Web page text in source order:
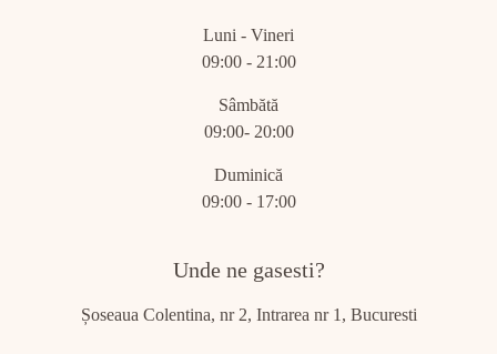
Luni - Vineri
09:00 - 21:00
Sâmbătă
09:00- 20:00
Duminică
09:00 - 17:00
Unde ne gasesti?
Șoseaua Colentina, nr 2, Intrarea nr 1, Bucuresti